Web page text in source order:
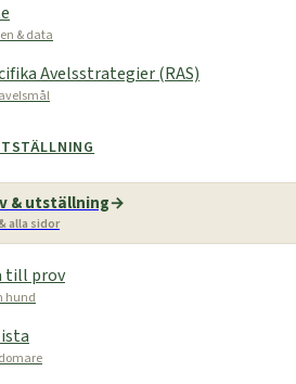
& data
Avelsstrategier (RAS)
& utställning
alla sidor
till prov
hund